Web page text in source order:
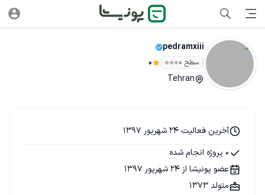
pedramxiii
سطح ۰ 0
Tehran
آخرین فعالیت 24 شهریور 1397
0 پروژه انجام شده
عضو پونیشا از 24 شهریور 1397
متولد 1373